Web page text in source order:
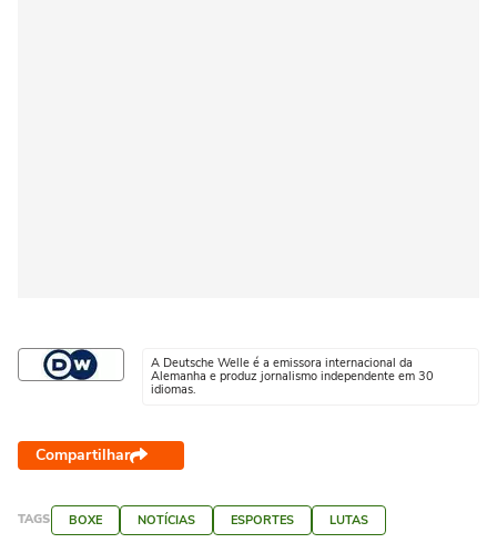
A Deutsche Welle é a emissora internacional da
Alemanha e produz jornalismo independente em 30
idiomas.
Compartilhar
TAGS BOXE NOTÍCIAS ESPORTES LUTAS